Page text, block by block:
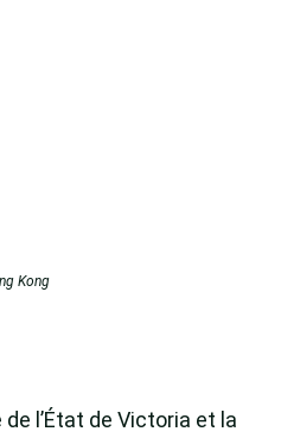
Kong
l’État de Victoria et la